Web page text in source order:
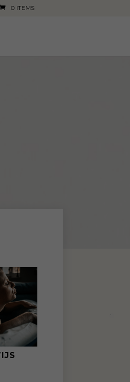
0 ITEMS